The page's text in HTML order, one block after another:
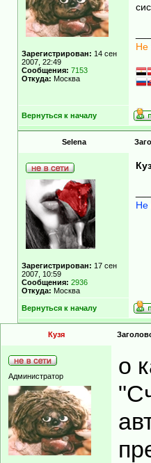
Зарегистрирован: 14 сен
2007, 22:49
Сообщения: 7153
Откуда: Москва
Не
Вернуться к началу
Selena
Зарегистрирован: 17 сен
2007, 10:59
Сообщения: 2936
Откуда: Москва
Не
Вернуться к началу
Кузя
Администратор
о